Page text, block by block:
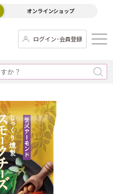
オンラインショップ
ログイン･会員登録